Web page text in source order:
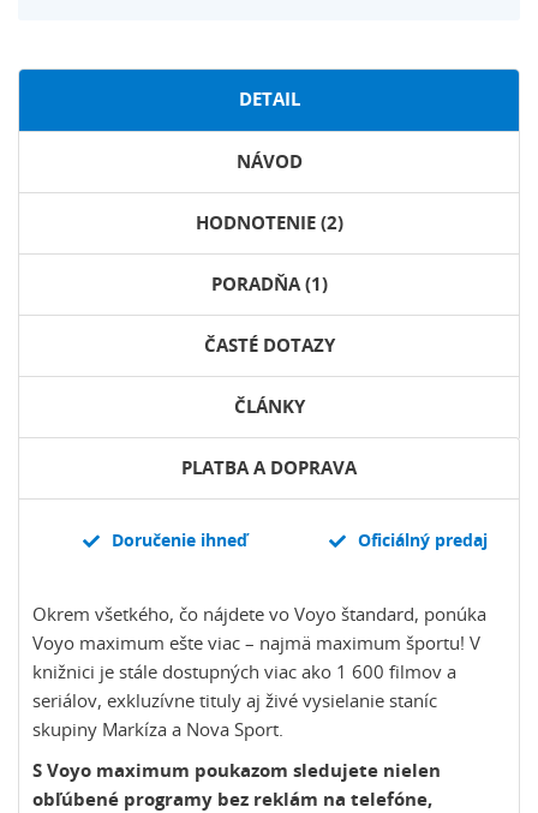
DETAIL
NÁVOD
HODNOTENIE (2)
PORADŇA (1)
ČASTÉ DOTAZY
ČLÁNKY
PLATBA A DOPRAVA
Doručenie ihneď Oficiálný predaj
Okrem všetkého, čo nájdete vo Voyo štandard, ponúka
Voyo maximum ešte viac – najmä maximum športu! V
knižnici je stále dostupných viac ako 1 600 filmov a
seriálov, exkluzívne tituly aj živé vysielanie staníc
skupiny Markíza a Nova Sport.
S Voyo maximum poukazom sledujete nielen
obľúbené programy bez reklám na telefóne,